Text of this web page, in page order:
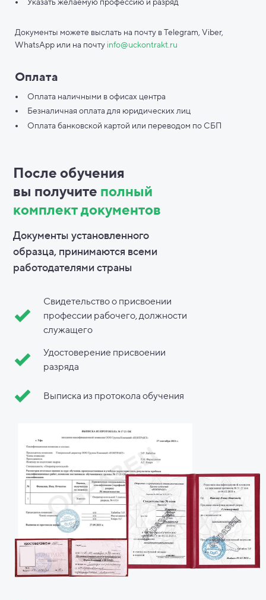
Документы можете выслать на почту в Telegram, Viber,
WhatsApp или на почту info@uckontrakt.ru
Оплата
Оплата наличными в офисах центра
Безналичная оплата для юридических лиц
Оплата банковской картой или переводом по СБП
После обучения
вы получите полный
комплект документов
Документы установленного
образца, принимаются всеми
работодателями страны
Свидетельство о присвоении
профессии рабочего, должности
служащего
Удостоверение присвоении
разряда
Выписка из протокола обучения